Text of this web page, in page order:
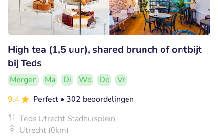
High tea (1,5 uur), shared brunch of ontbijt
bij Teds
Morgen Ma Di Wo Do
Vr
9.4
Perfect • 302 beoordelingen
Teds Utrecht Stadhuisplein
Utrecht (0km)